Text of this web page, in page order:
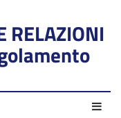
RELAZIONI